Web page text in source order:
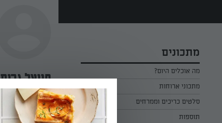
מתכונים
מה אוכלים היום?
מתכוני ארוחות
ארוחת בוקר
ארוחת צהריים
סלטים כריכים וממרחים
כל הסלטים כריכים וממרחים
תוספות
חניאל גרוס
—